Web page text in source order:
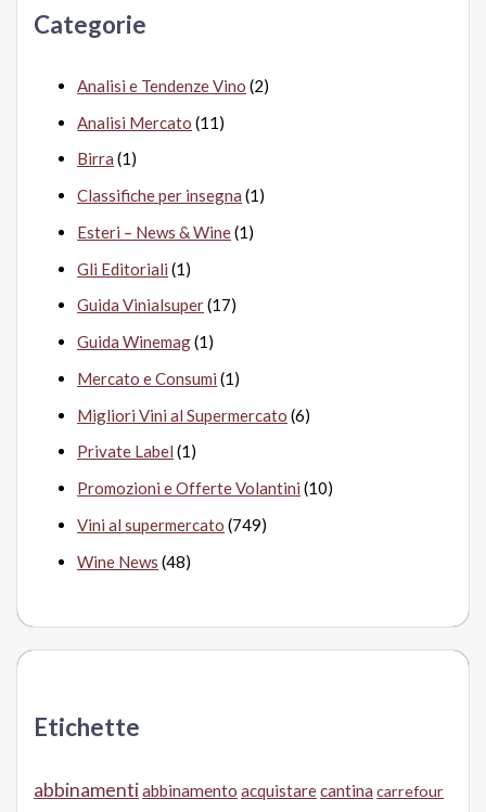
:Categorie
Analisi e Tendenze Vino (2)
Analisi Mercato (11)
Birra (1)
Classifiche per insegna (1)
Esteri – News & Wine(1)
Gli Editoriali (1)
Guida Vinialsuper(17)
Guida Winemag(1)
Mercato e Consumi (1)
Migliori Vini al Supermercato (6)
Private Label (1)
Promozioni e Offerte Volantini (10)
Vini al supermercato (749)
Wine News (48)
Etichette
abbinamentiabbinamento acquistarecantina carrefour